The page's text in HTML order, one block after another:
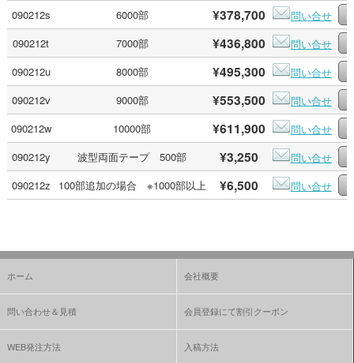
090212s
6000部 ¥378,700
問い合せ
090212t
7000部 ¥436,800
問い合せ
090212u
8000部 ¥495,300
問い合せ
090212v
9000部 ¥553,500
問い合せ
090212w
10000部 ¥611,900
問い合せ
090212y
波型両面テープ 500部 ¥3,250
問い合せ
090212z
100部追加の場合 ※1000部以上 ¥6,500 問い合せ
ホーム 会社概要
問い合わせ＆見積 会員登録にて割引クーポン
WEB発注方法 入稿方法